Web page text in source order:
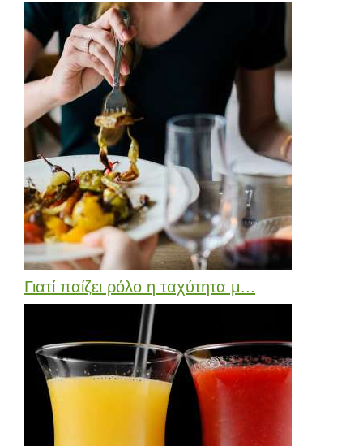
Γιατί παίζει ρόλο η ταχύτητα μ...